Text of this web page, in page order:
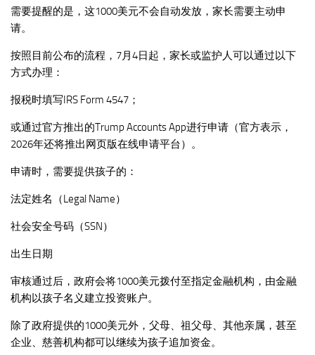
需要提醒的是，这1000美元不会自动发放，家长需要主动申
请。
按照目前公布的流程，7月4日起，家长或监护人可以通过以下
方式办理：
报税时填写IRS Form 4547；
或通过官方推出的Trump Accounts App进行申请（官方表示，
2026年还将推出网页版在线申请平台）。
申请时，需要提供孩子的：
法定姓名（Legal Name）
社会安全号码（SSN）
出生日期
审核通过后，政府会将1000美元拨付至指定金融机构，由金融
机构以孩子名义建立投资账户。
除了政府提供的1000美元外，父母、祖父母、其他亲属，甚至
企业、慈善机构都可以继续为孩子追加资金。